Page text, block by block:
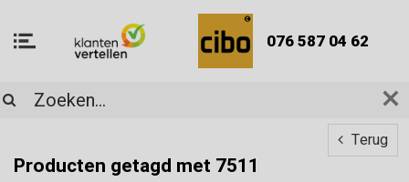
076 587 04 62
Terug
Producten getagd met 7511